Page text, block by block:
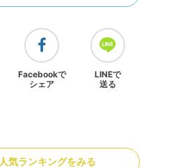
Facebookで
シェア
LINEで
送る
人気ランキングをみる